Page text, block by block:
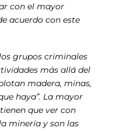
con el mayor
acuerdo con este
grupos criminales
más allá del
madera, minas,
haya”. La mayor
que ver con
minería y son las